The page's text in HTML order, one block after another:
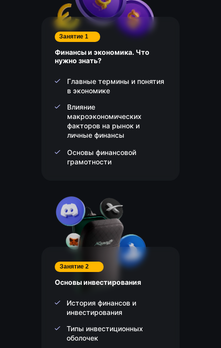
Занятие 2
Основы инвестирования
История финансов и
инвестирования
Типы инвестиционных
оболочек
Занятие 1
Финансы и экономика. Что
нужно знать?
Главные термины и понятия
в экономике
Влияние
макроэкономических
факторов на рынок и
личные финансы
Основы финансовой
грамотности